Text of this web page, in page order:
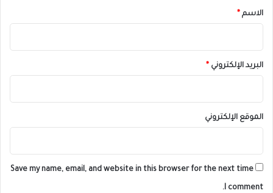
*
الاسم *
البريد الإلكتروني *
الموقع الإلكتروني
Save my name, email, and website in this browser for the next time
I comment.